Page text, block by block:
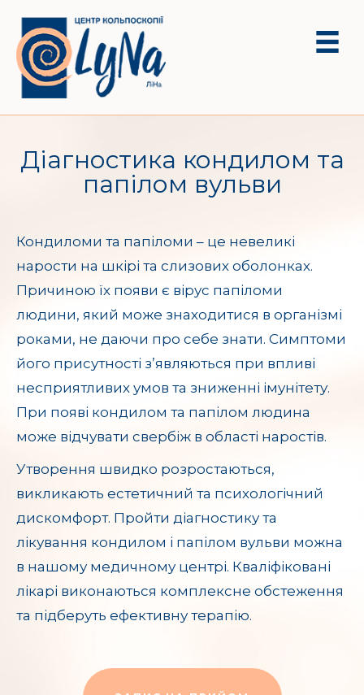
Діагностика кондилом та
папілом вульви
Кондиломи та папіломи – це невеликі
нарости на шкірі та слизових оболонках.
Причиною їх появи є вірус папіломи
людини, який може знаходитися в організмі
роками, не даючи про себе знати. Симптоми
його присутності з’являються при впливі
несприятливих умов та зниженні імунітету.
При появі кондилом та папілом людина
може відчувати свербіж в області наростів.
Утворення швидко розростаються,
викликають естетичний та психологічний
дискомфорт. Пройти діагностику та
лікування кондилом і папілом вульви можна
в нашому медичному центрі. Кваліфіковані
лікарі виконаються комплексне обстеження
та підберуть ефективну терапію.